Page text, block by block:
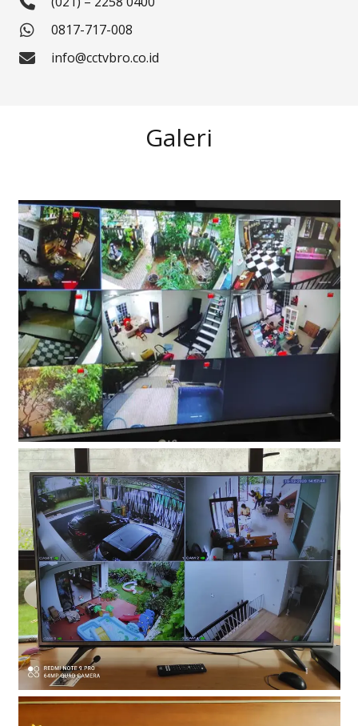
0817-717-008
info@cctvbro.co.id
Galeri